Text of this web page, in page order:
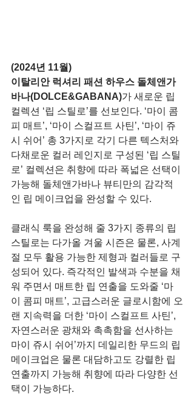
(2024년 11월)
이탈리안 럭셔리 패션 하우스 돌체앤가
바나(DOLCE&GABANA)가 새로운 립
컬렉션 ‘립 스틸로’를 선보인다. ‘마이 콤
피 매트’, ‘마이 스컬프트 사틴’, ‘마이 쥬
시 쉬어’ 총 3가지로 각기 다른 텍스처와
다채로운 컬러 레인지로 구성된 ‘립 스틸
로’ 컬렉션은 취향에 따라 폭넓은 선택이
가능해 돌체앤가바나 뷰티만의 감각적
인 립 메이크업을 완성할 수 있다.
클래식 룩을 완성해 줄 3가지 종류의 립
스틸로는 다가올 겨울 시즌은 물론, 사계
절 모두 활용 가능한 제형과 컬러들로 구
성되어 있다. 즉각적인 발색과 수분을 채
워 주면서 매트한 립 연출을 도와줄 ‘마
이 콤피 매트’, 고급스러운 글로시함에 오
랜 지속력을 더한 ‘마이 스컬프트 사틴’,
자연스러운 광채와 촉촉함을 선사하는
마이 쥬시 쉬어’까지 데일리한 무드의 립
메이크업은 물론 대담하고도 강렬한 립
연출까지 가능해 취향에 따라 다양한 선
택이 가능하다.